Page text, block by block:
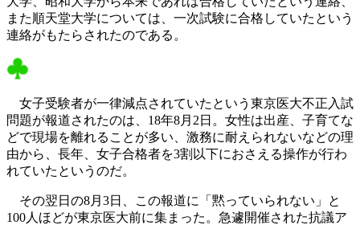
また順天堂大学については、一次試験に合格していたという
連絡がもたらされたのである。
女子受験者が一律減点されていたという東京医大不正入試
問題が報道されたのは、18年8月2日。女性は出産、子育てな
どで現場を離れることが多い、激務に耐えられないなどの理
由から、長年、女子合格者を3割以下におさえる操作が行わ
れていたというのだ。
その翌日の8月3日、この報道に「黙っていられない」と
100人ほどが東京医大前に集まった。急遽開催された抗議ア